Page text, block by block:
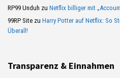
RP99 Unduh zu Netflix billiger mit
99RP Site zu Harry Potter auf Netflix: So
Überall!
Transparenz & Einnahmen